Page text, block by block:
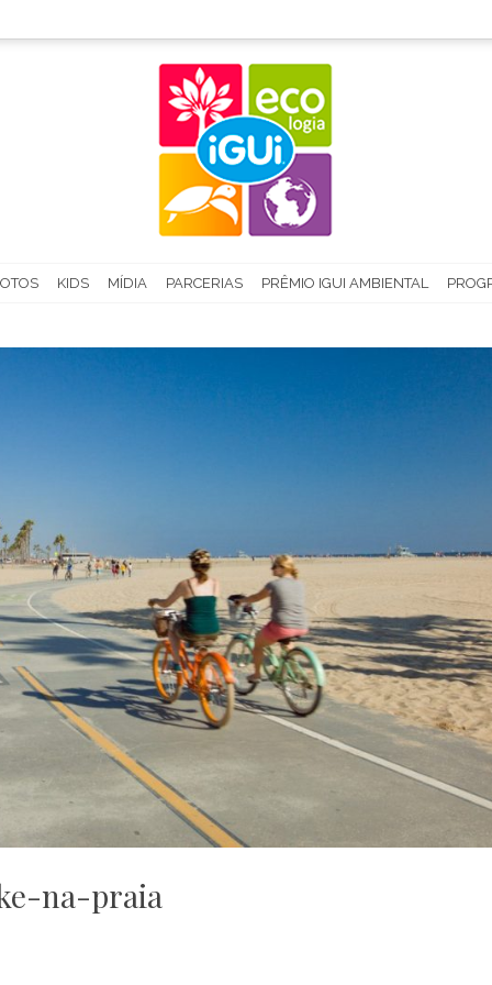
KIDS MÍDIA PARCERIAS PRÊMIO IGUI AMBIENTAL
na-praia